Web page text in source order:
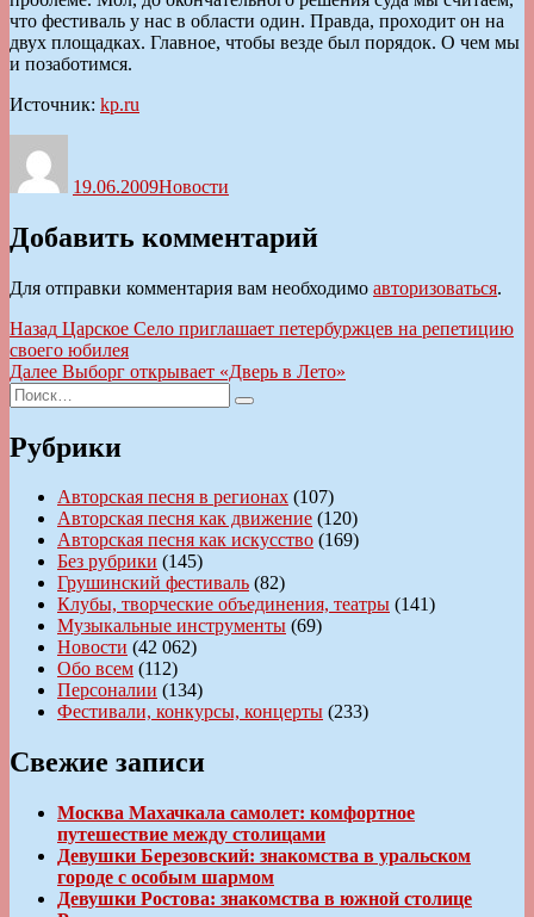
что фестиваль у нас в области один. Правда, проходит он на
двух площадках. Главное, чтобы везде был порядок. О чем мы
и позаботимся.
Источник: kp.ru
19.06.2009Новости
Добавить комментарий
Для отправки комментария вам необходимо авторизоваться.
Навигация
по
записям
Назад Предыдущая
запись:
Царское Село приглашает петербуржцев на репетицию
своего юбилея
Далее Следующая
Выборг открывает «Дверь в Лето»
Искать:
Поиск
Рубрики
Авторская песня в регионах (107)
Авторская песня как движение (120)
Авторская песня как искусство (169)
Без рубрики (145)
Грушинский фестиваль (82)
Клубы, творческие объединения, театры (141)
Музыкальные инструменты (69)
Новости (42 062)
Обо всем (112)
Персоналии (134)
Фестивали, конкурсы, концерты (233)
Свежие записи
Москва Махачкала самолет: комфортное
путешествие между столицами
Девушки Березовский: знакомства в уральском
городе с особым шармом
Девушки Ростова: знакомства в южной столице